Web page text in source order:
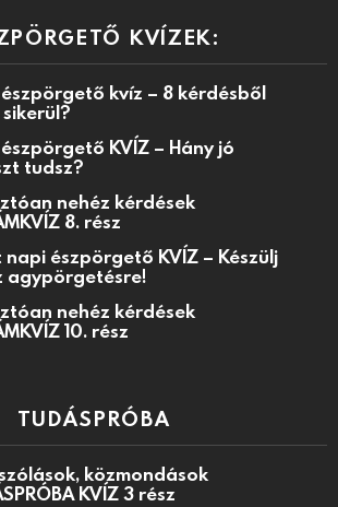
KVÍZEK:
kvíz – 8 kérdésből
KVÍZ – Hány jó
tudsz?
nehéz kérdések
8. rész
napi észpörgető KVÍZ – Készülj
agypörgetésre!
nehéz kérdések
10. rész
TUDÁSPRÓBA
közmondások
KVÍZ 3 rész